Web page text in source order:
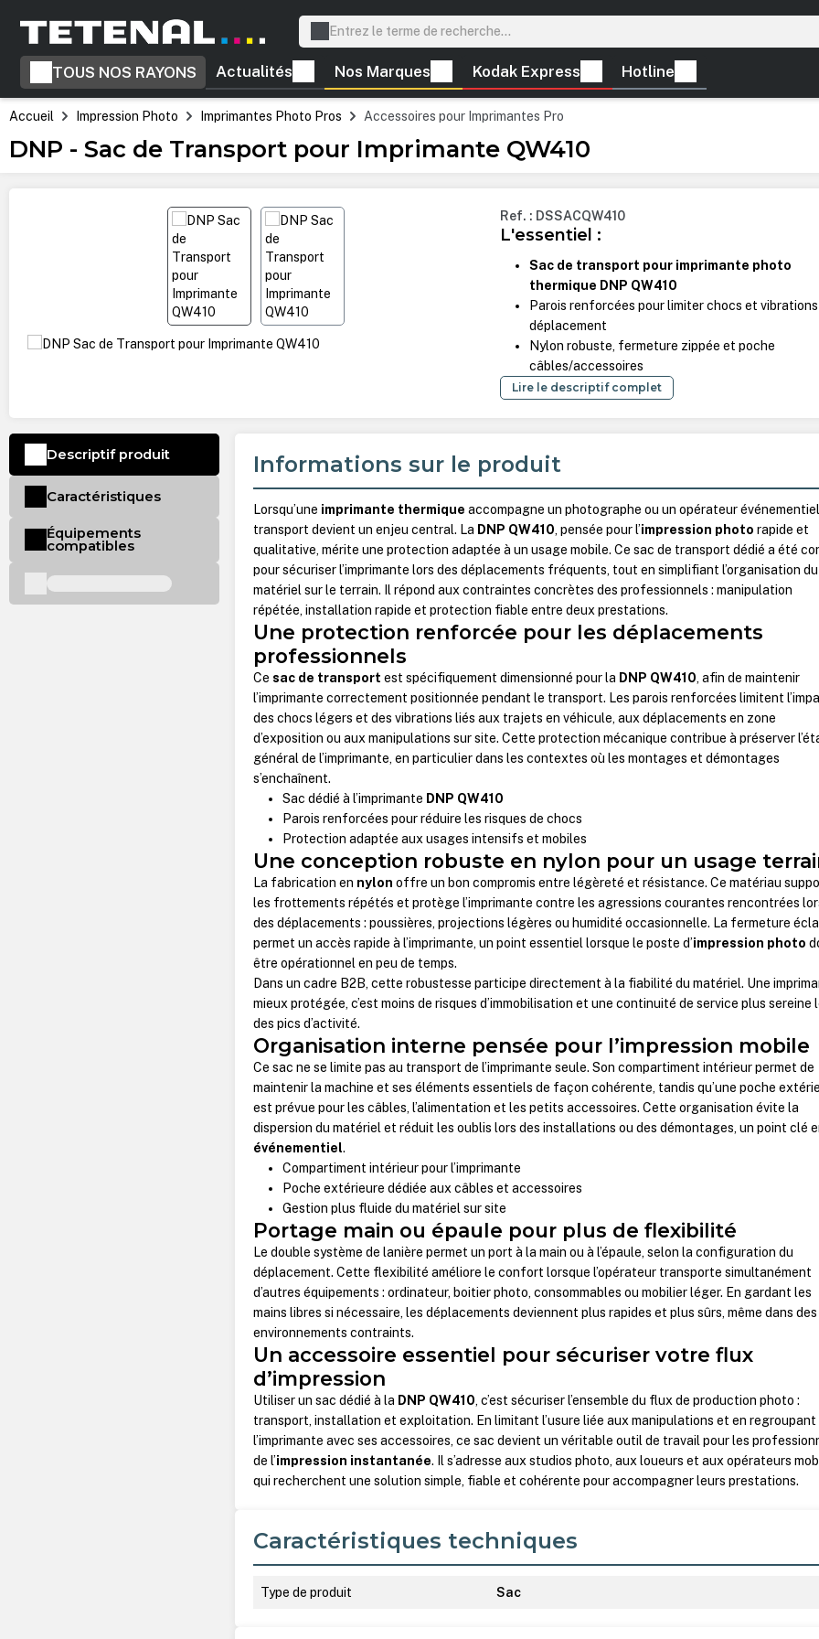
Passer à la navigation principale
TOUS NOS RAYONS Actualités Nos Marques Kodak Express Hotline
Accueil Impression Photo Imprimantes Photo Pros Accessoires pour Imprimantes Pro
DNP - Sac de Transport pour Imprimante QW410
Ignorer la galerie d'images Ref. : DSSACQW410
L'essentiel :
Sac de transport pour imprimante photo
thermique DNP QW410
Parois renforcées pour limiter chocs et vibrations
déplacement
Nylon robuste, fermeture zippée et poche
câbles/accessoires
Lire le descriptif complet
Informations sur le produit
Lorsqu’une imprimante thermique accompagne un photographe ou un opérateur
transport devient un enjeu central. La DNP QW410, pensée pour l’impression photo rapide et
qualitative, mérite une protection adaptée à un usage mobile. Ce sac de transport dédié a été
pour sécuriser l’imprimante lors des déplacements fréquents, tout en simplifiant l’organisation du
matériel sur le terrain. Il répond aux contraintes concrètes des professionnels : manipulation
répétée, installation rapide et protection fiable entre deux prestations.
Une protection renforcée pour les déplacements
professionnels
Cesac de transport est spécifiquement dimensionné pour la DNP QW410, afin de maintenir
l’imprimante correctement positionnée pendant le transport. Les parois renforcées limitent
des chocs légers et des vibrations liés aux trajets en véhicule, aux déplacements en zone
d’exposition ou aux manipulations sur site. Cette protection mécanique contribue à préserver
général de l’imprimante, en particulier dans les contextes où les montages et démontages
s’enchaînent.
Sac dédié à l’imprimante DNP QW410
Parois renforcées pour réduire les risques de chocs
Protection adaptée aux usages intensifs et mobiles
Une conception robuste en nylon pour un usage
La fabrication en nylon offre un bon compromis entre légèreté et résistance. Ce matériau
les frottements répétés et protège l’imprimante contre les agressions courantes rencontrées
des déplacements : poussières, projections légères ou humidité occasionnelle. La fermeture
permet un accès rapide à l’imprimante, un point essentiel lorsque le poste d’impression photo
être opérationnel en peu de temps.
Dans un cadre B2B, cette robustesse participe directement à la fiabilité du matériel. Une
mieux protégée, c’est moins de risques d’immobilisation et une continuité de service plus sereine
des pics d’activité.
Organisation interne pensée pour l’impression mobile
Ce sac ne se limite pas au transport de l’imprimante seule. Son compartiment intérieur permet de
maintenir la machine et ses éléments essentiels de façon cohérente, tandis qu’une poche
est prévue pour les câbles, l’alimentation et les petits accessoires. Cette organisation évite la
dispersion du matériel et réduit les oublis lors des installations ou des démontages, un point clé
événementiel.
Compartiment intérieur pour l’imprimante
Poche extérieure dédiée aux câbles et accessoires
Gestion plus fluide du matériel sur site
Portage main ou épaule pour plus de flexibilité
Le double système de lanière permet un port à la main ou à l’épaule, selon la configuration du
déplacement. Cette flexibilité améliore le confort lorsque l’opérateur transporte simultanément
d’autres équipements : ordinateur, boitier photo, consommables ou mobilier léger. En gardant les
mains libres si nécessaire, les déplacements deviennent plus rapides et plus sûrs, même dans des
environnements contraints.
Un accessoire essentiel pour sécuriser votre flux
d’impression
Utiliser un sac dédié à la DNP QW410, c’est sécuriser l’ensemble du flux de production photo :
transport, installation et exploitation. En limitant l’usure liée aux manipulations et en regroupant
l’imprimante avec ses accessoires, ce sac devient un véritable outil de travail pour les
de l’impression instantanée. Il s’adresse aux studios photo, aux loueurs et aux opérateurs
qui recherchent une solution simple, fiable et cohérente pour accompagner leurs prestations.
Caractéristiques techniques
Type de produit Sac
Descriptif produit
Caractéristiques
Équipements
compatibles